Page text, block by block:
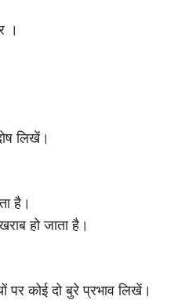
।
लिखें।
है।
हो जाता है।
पर कोई दो बुरे प्रभाव लिखें।